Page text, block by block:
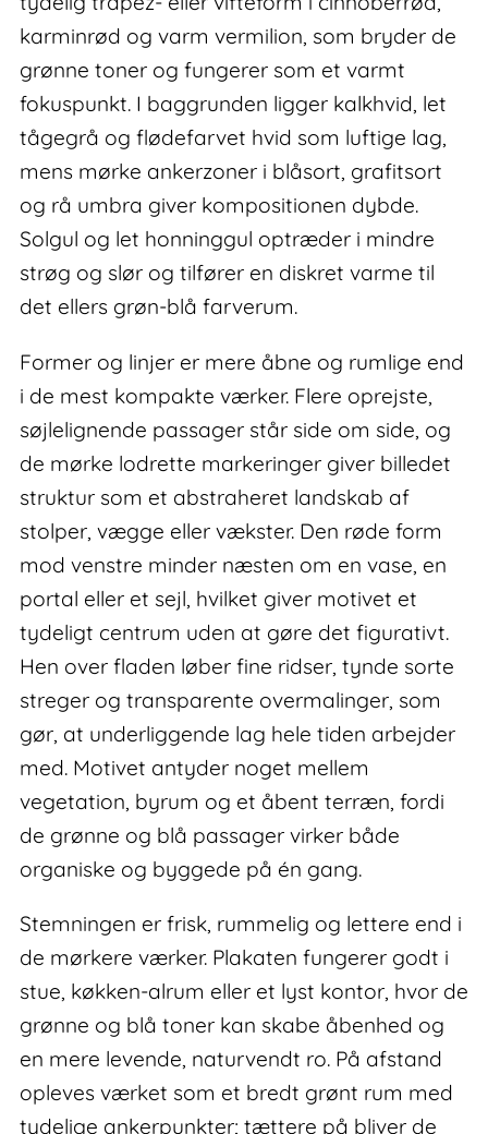
karminrød og varm vermilion, som bryder de
grønne toner og fungerer som et varmt
fokuspunkt. I baggrunden ligger kalkhvid, let
tågegrå og flødefarvet hvid som luftige lag,
mens mørke ankerzoner i blåsort, grafitsort
og rå umbra giver kompositionen dybde.
Solgul og let honninggul optræder i mindre
strøg og slør og tilfører en diskret varme til
det ellers grøn-blå farverum.
Former og linjer er mere åbne og rumlige end
i de mest kompakte værker. Flere oprejste,
søjlelignende passager står side om side, og
de mørke lodrette markeringer giver billedet
struktur som et abstraheret landskab af
stolper, vægge eller vækster. Den røde form
mod venstre minder næsten om en vase, en
portal eller et sejl, hvilket giver motivet et
tydeligt centrum uden at gøre det figurativt.
Hen over fladen løber fine ridser, tynde sorte
streger og transparente overmalinger, som
gør, at underliggende lag hele tiden arbejder
med. Motivet antyder noget mellem
vegetation, byrum og et åbent terræn, fordi
de grønne og blå passager virker både
organiske og byggede på én gang.
Stemningen er frisk, rummelig og lettere end i
de mørkere værker. Plakaten fungerer godt i
stue, køkken-alrum eller et lyst kontor, hvor de
grønne og blå toner kan skabe åbenhed og
en mere levende, naturvendt ro. På afstand
opleves værket som et bredt grønt rum med
tydelige ankerpunkter; tættere på bliver de